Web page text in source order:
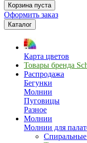
Корзина пуста
Оформить заказ
Каталог
Карта цветов
Товары бренда
Распродажа
Бегунки
Молнии
Пуговицы
Разное
Молнии
Молнии для